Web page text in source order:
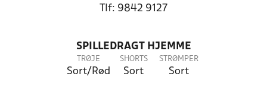
Tlf: 9842 9127
SPILLEDRAGT HJEMME
TRØJE
Sort/Rød
SHORTS
Sort
STRØMPER
Sort